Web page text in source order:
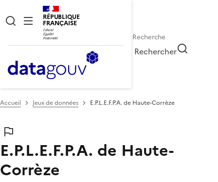
RÉPUBLIQUE
FRANÇAISE
Rechercher
Accueil Jeux de données E.P.L.E.F.P.A. de Haute-Corrèze
E.P.L.E.F.P.A. de Haute-
Corrèze